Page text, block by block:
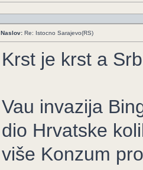
Naslov: Re: Istocno Sarajevo(RS)
Krst je krst a
Vau invazija
dio Hrvatske
više Konzum